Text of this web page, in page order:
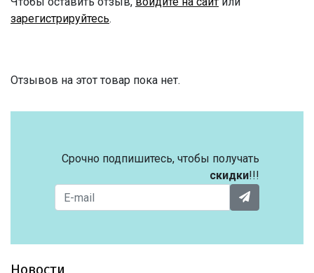
зарегистрируйтесь.
Отзывов на этот товар пока нет.
Срочно подпишитесь, чтобы получать
скидки!!!